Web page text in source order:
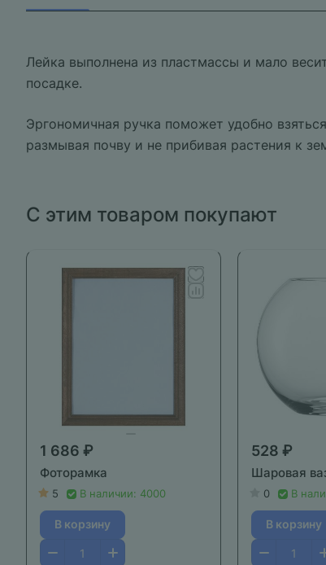
Лейка выполнена из пластмассы и мало
посадке.
Эргономичная ручка поможет удобно
размывая почву и не прибивая растения к
С этим товаром покупают
1 686 ₽
Фоторамка
5 В наличии: 4000
В корзину
528 ₽
Шаровая
0 В
В корзину